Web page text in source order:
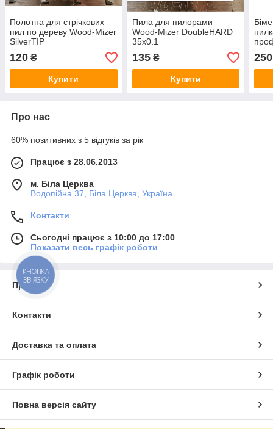
Полотна для стрічкових
пил по дереву Wood-Mizer
SilverTIP
120 ₴
Купити
Пила для пилорами
Wood-Mizer DoubleHARD
35х0.1
135₴
Купити
250
Про нас
60% позитивних з 5 відгуків за рік
Працює з 28.06.2013
м. Біла Церква
Водопійна 37, Біла Церква, Україна
Контакти
Сьогодні працює з 10:00 до 17:00
Показати весь графік роботи
Про нас
Контакти
Доставка та оплата
Графік роботи
Повна версія сайту
КНОПКА
ЗВ'ЯЗКУ